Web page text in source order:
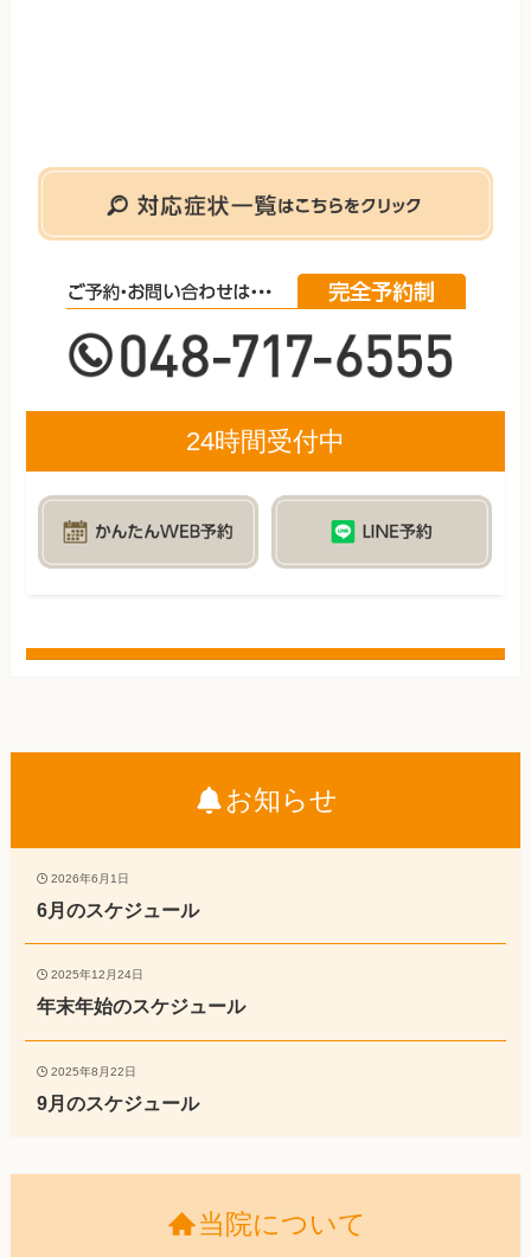
24時間受付中
お知らせ
2026年6月1日
6月のスケジュール
2025年12月24日
年末年始のスケジュール
2025年8月22日
9月のスケジュール
当院について